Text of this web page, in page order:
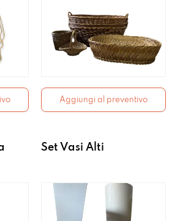
Aggiungi al preventivo
Set Vasi Alti